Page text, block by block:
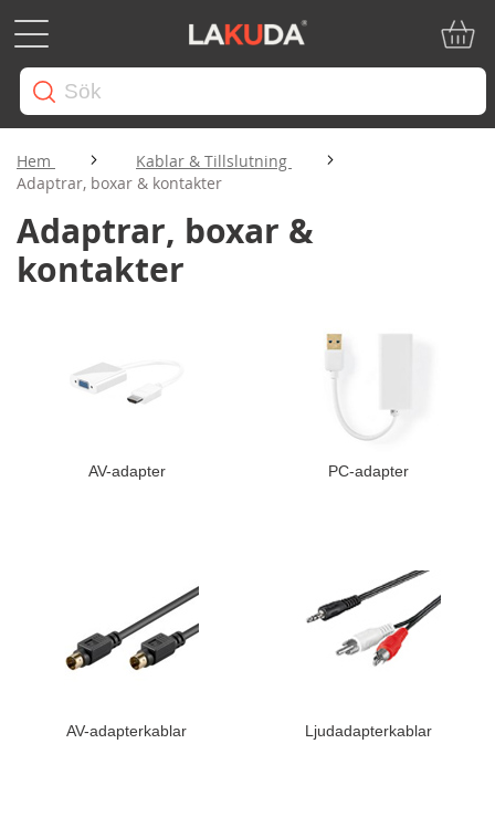
Hem
Kablar & Tillslutning
Adaptrar, boxar & kontakter
Adaptrar, boxar &
kontakter
AV-adapter PC-adapter
AV-adapterkablar Ljudadapterkablar